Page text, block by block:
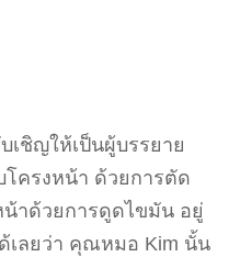
ชิญให้เป็นผู้บรรยาย
ครงหน้า ด้วยการตัด
าด้วยการดูดไขมัน อยู่
เลยว่า คุณหมอ Kim นั้น